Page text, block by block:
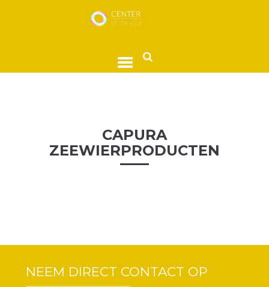
CAPURA
ZEEWIERPRODUCTEN
NEEM DIRECT CONTACT OP